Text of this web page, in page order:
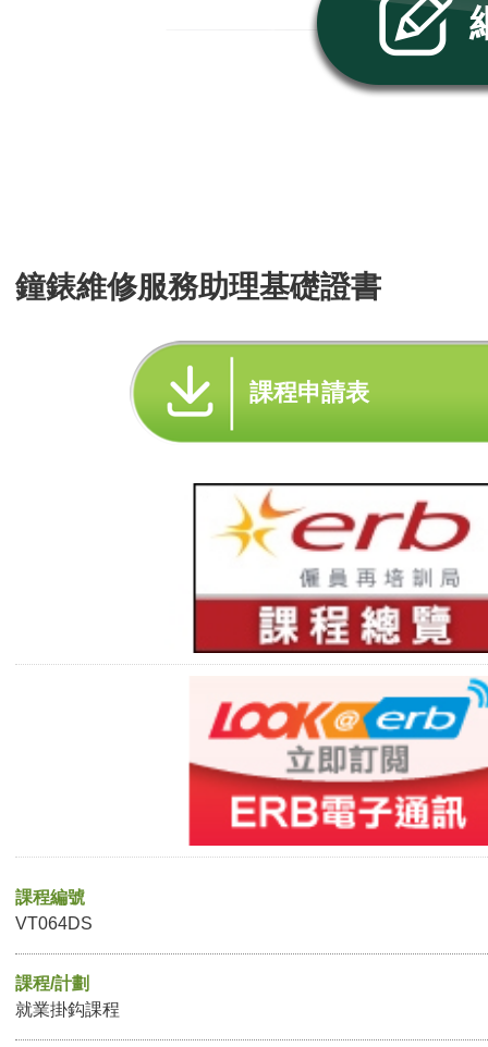
鐘錶維修服務助理基礎證書
課程申請表
課程編號
VT064DS
課程/計劃
就業掛鈎課程